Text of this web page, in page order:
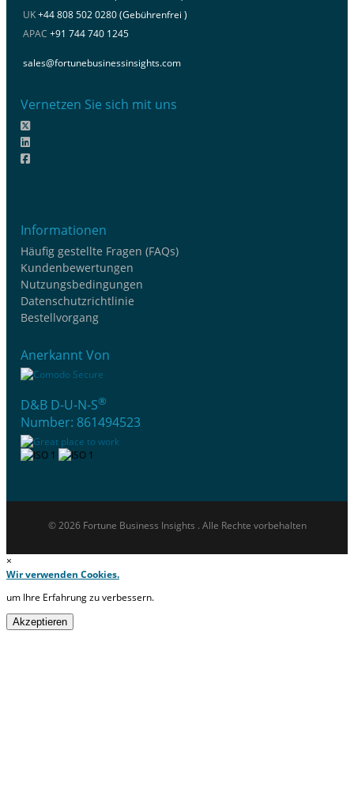
UK+44 808 502 0280 (Gebührenfrei )
APAC +91 744 740 1245
sales@fortunebusinessinsights.com
Vernetzen Sie sich mit uns
Informationen
Häufig gestellte Fragen (FAQs)
Kundenbewertungen
Nutzungsbedingungen
Datenschutzrichtlinie
Bestellvorgang
Anerkannt Von
D&B D-U-N-S®
Number: 861494523
© 2026 Fortune Business Insights . Alle Rechte vorbehalten
×
Wir verwenden Cookies.
um Ihre Erfahrung zu verbessern.
Akzeptieren